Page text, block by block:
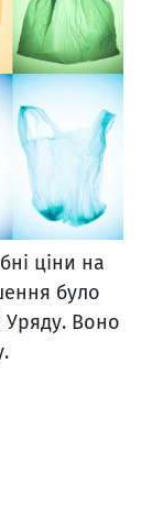
ціни на
було
Уряду. Воно